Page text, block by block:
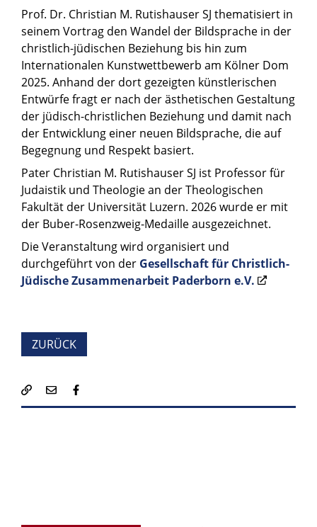
Prof. Dr. Christian M. Rutishauser SJ thematisiert in
seinem Vortrag den Wandel der Bildsprache in der
christlich-jüdischen Beziehung bis hin zum
Internationalen Kunstwettbewerb am Kölner Dom
2025. Anhand der dort gezeigten künstlerischen
Entwürfe fragt er nach der ästhetischen Gestaltung
der jüdisch-christlichen Beziehung und damit nach
der Entwicklung einer neuen Bildsprache, die auf
Begegnung und Respekt basiert.
Pater Christian M. Rutishauser SJ ist Professor für
Judaistik und Theologie an der Theologischen
Fakultät der Universität Luzern. 2026 wurde er mit
der Buber-Rosenzweig-Medaille ausgezeichnet.
Die Veranstaltung wird organisiert und
durchgeführt von der Gesellschaft für Christlich-
Jüdische Zusammenarbeit Paderborn e.V.
ZURÜCK